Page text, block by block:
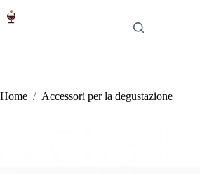
Home / Accessori per la degustazione